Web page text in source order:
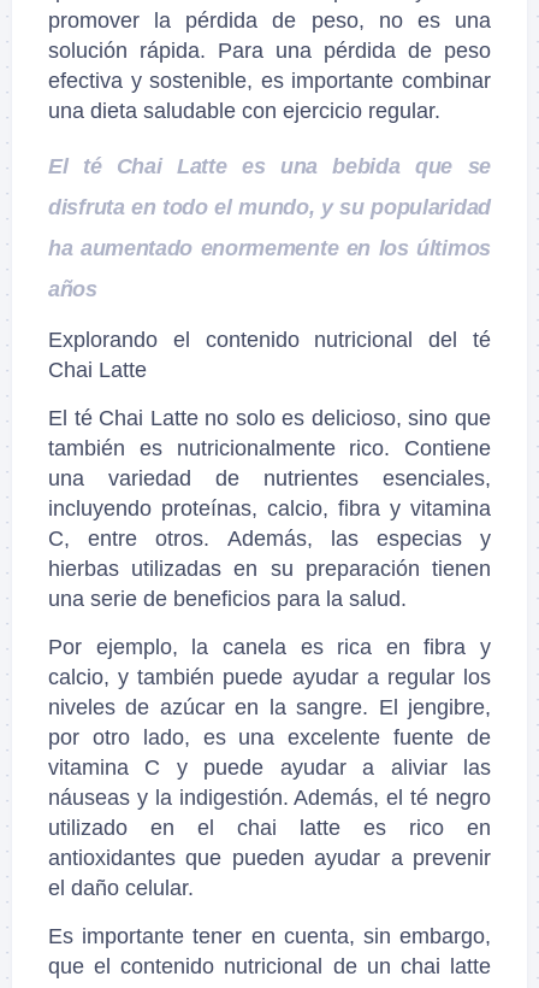
promover la pérdida de peso, no es una
solución rápida. Para una pérdida de peso
efectiva y sostenible, es importante combinar
una dieta saludable con ejercicio regular.
El té Chai Latte es una bebida que se
disfruta en todo el mundo, y su popularidad
ha aumentado enormemente en los últimos
años
Explorando el contenido nutricional del té
Chai Latte
El té Chai Latte no solo es delicioso, sino que
también es nutricionalmente rico. Contiene
una variedad de nutrientes esenciales,
incluyendo proteínas, calcio, fibra y vitamina
C, entre otros. Además, las especias y
hierbas utilizadas en su preparación tienen
una serie de beneficios para la salud.
Por ejemplo, la canela es rica en fibra y
calcio, y también puede ayudar a regular los
niveles de azúcar en la sangre. El jengibre,
por otro lado, es una excelente fuente de
vitamina C y puede ayudar a aliviar las
náuseas y la indigestión. Además, el té negro
utilizado en el chai latte es rico en
antioxidantes que pueden ayudar a prevenir
el daño celular.
Es importante tener en cuenta, sin embargo,
que el contenido nutricional de un chai latte